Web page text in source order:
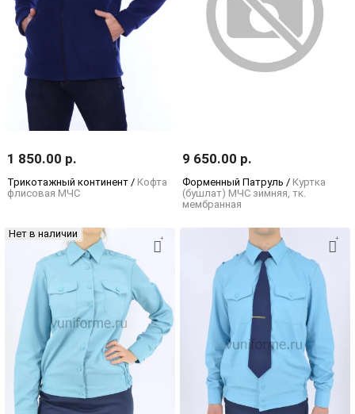
Трикотажный континент / Кофта
флисовая МЧС
1 850.00 р.
Форменный Патруль / Куртка
(бушлат) МЧС зимняя, тк.
мембранная
9 650.00 р.
Нет в наличии